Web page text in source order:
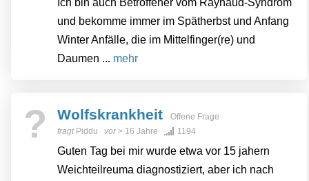
Ich bin auch Betroffener vom Raynaud-Syndrom
und bekomme immer im Spätherbst und Anfang
Winter Anfälle, die im Mittelfinger(re) und
Daumen ... mehr
? Wolfskrankheit
Offene Frage
fragt Piddu vor> 16 Jahre 1194
Guten Tag bei mir wurde etwa vor 15 jahern
Weichteilreuma diagnostiziert, aber ich nach